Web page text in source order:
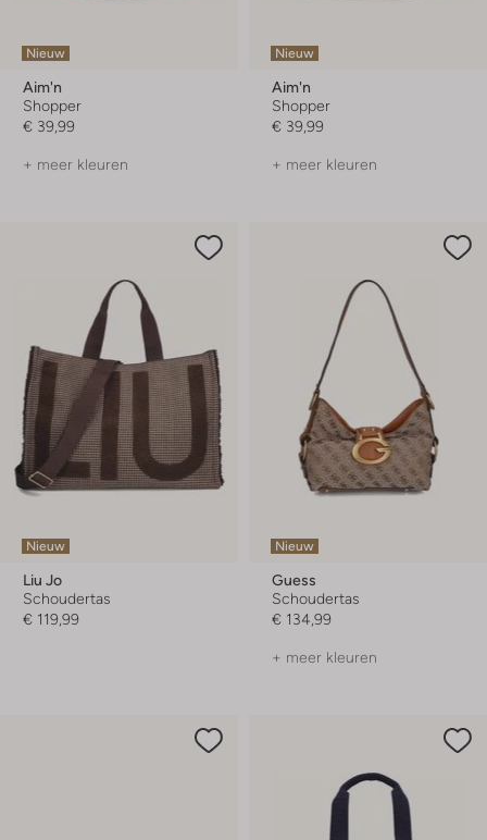
Nieuw
Aim'n
Shopper
€ 39,99
+ meer kleuren
Nieuw
Aim'n
Shopper
€ 39,99
+ meer kleuren
Nieuw
Liu Jo
Schoudertas
€ 119,99
Nieuw
Guess
Schoudertas
€ 134,99
+ meer kleuren